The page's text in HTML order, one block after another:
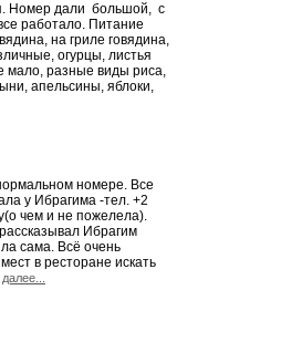
Номер дали большой, с
работало. Питание
на гриле говядина,
огурцы, листья
мало, разные виды риса,
апельсины, яблоки,
номере. Все
у Ибрагима -тел. +2
чем и не пожелела).
Ибрагим
сама. Всё очень
в ресторане искать
далее...